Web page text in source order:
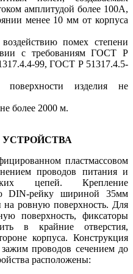
амплитудой более 100А,
менее 10 мм от корпуса
помех степени
с требованиям ГОСТ Р
99, ГОСТ Р 51317.4.5-
изделия не
более 2000 м.
пластмассовом
проводов питания и
цепей. Крепление
DIN-рейку шириной 35мм
ровную поверхность. Для
поверхность, фиксаторы
в крайние отверстия,
корпуса. Конструкция
проводов сечением до
расположены: